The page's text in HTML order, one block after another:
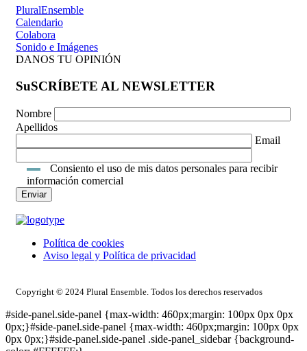
PluralEnsemble
Calendario
Colabora
Sonido e Imágenes
DANOS TU OPINIÓN
SuSCRÍBETE AL NEWSLETTER
Nombre
Apellidos
Email
Consiento el uso de mis datos personales para recibir
información comercial
Política de cookies
Aviso legal y Política de privacidad
Copyright © 2024 Plural Ensemble. Todos los derechos reservados
#side-panel.side-panel {max-width: 460px;margin: 100px 0px 0px
0px;}#side-panel.side-panel {max-width: 460px;margin: 100px 0px
0px 0px;}#side-panel.side-panel .side-panel_sidebar {background-